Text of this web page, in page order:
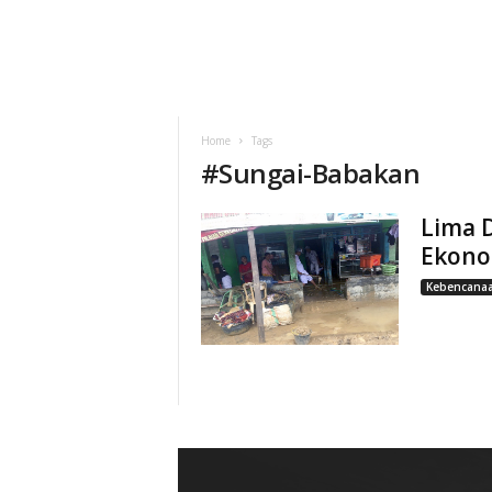
Home Tags
#Sungai-Babakan
Lima